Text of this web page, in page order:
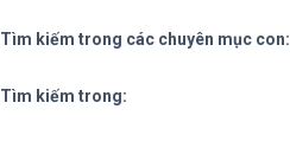
Tìm kiếm trong các chuyên mục con:
Tìm kiếm trong: